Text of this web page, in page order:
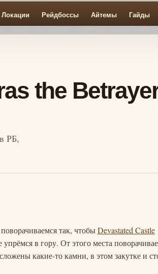
Локации Рейдбоссы Айтемы Гайды
the
РБ,
так, чтобыDevastated Castle
в гору. От этого места
какие-то камни, в этом закутке и